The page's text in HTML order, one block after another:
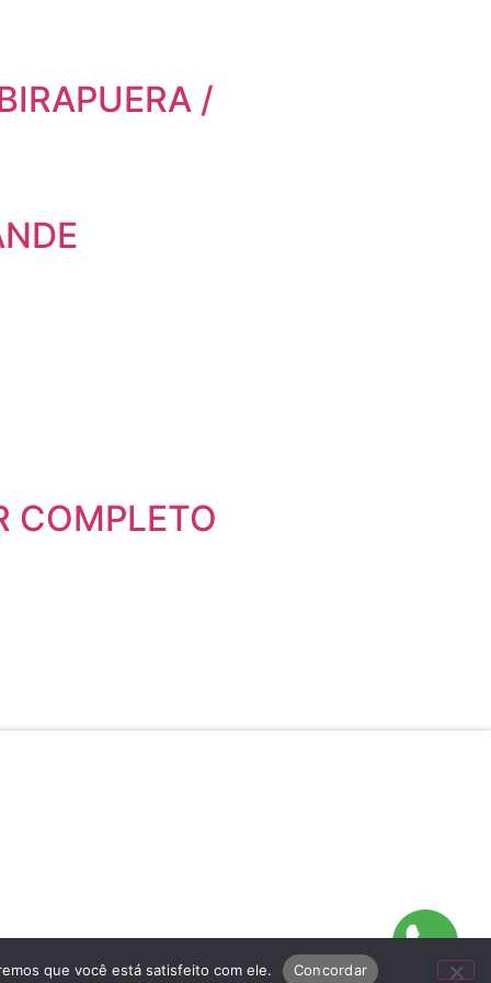
/
COMPLETO
que você está satisfeito com ele. Concordar